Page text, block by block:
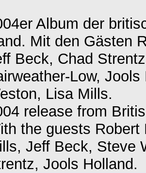
Album der
Mit den Gästen
Beck, Chad
Low,
Lisa Mills.
release from
the guests Robert
Jeff Beck, Steve
Jools Holland.